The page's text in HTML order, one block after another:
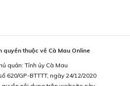
quyền thuộc về Cà Mau Online
quản: Tỉnh ủy Cà Mau
620/GP-BTTTT, ngày 24/12/2020